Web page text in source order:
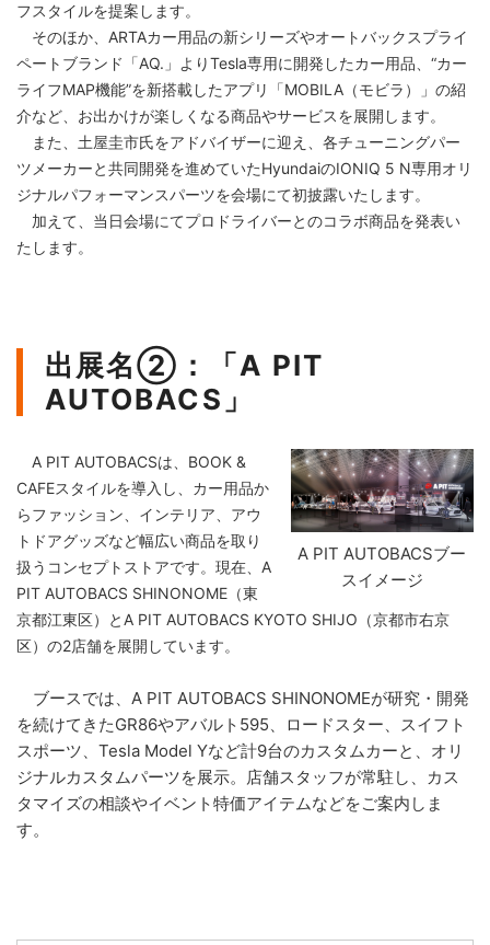
フスタイルを提案します。
そのほか、ARTAカー用品の新シリーズやオートバックスプライ
ペートブランド「AQ.」よりTesla専用に開発したカー用品、“カー
ライフMAP機能”を新搭載したアプリ「MOBILA（モビラ）」の紹
介など、お出かけが楽しくなる商品やサービスを展開します。
また、土屋圭市氏をアドバイザーに迎え、各チューニングパー
ツメーカーと共同開発を進めていたHyundaiのIONIQ 5 N専用オリ
ジナルパフォーマンスパーツを会場にて初披露いたします。
加えて、当日会場にてプロドライバーとのコラボ商品を発表い
たします。
出展名②：「A PIT
AUTOBACS」
A PIT AUTOBACSブー
スイメージ
A PIT AUTOBACSは、BOOK &
CAFEスタイルを導入し、カー用品か
らファッション、インテリア、アウ
トドアグッズなど幅広い商品を取り
扱うコンセプトストアです。現在、A
PIT AUTOBACS SHINONOME（東
京都江東区）とA PIT AUTOBACS KYOTO SHIJO（京都市右京
区）の2店舗を展開しています。
ブースでは、A PIT AUTOBACS SHINONOMEが研究・開発
を続けてきたGR86やアバルト595、ロードスター、スイフト
スポーツ、Tesla Model Yなど計9台のカスタムカーと、オリ
ジナルカスタムパーツを展示。店舗スタッフが常駐し、カス
タマイズの相談やイベント特価アイテムなどをご案内しま
す。